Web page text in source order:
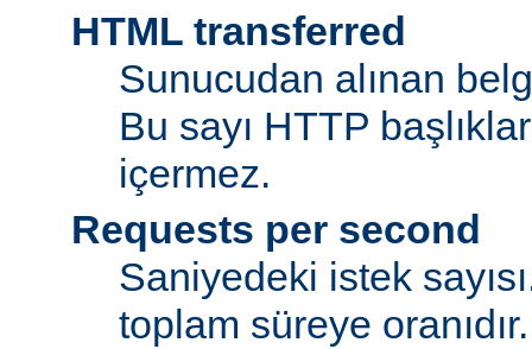
HTML transferred
Sunucudan alınan
Bu sayı HTTP
içermez.
Requests per second
Saniyedeki istek
toplam süreye oranıdır.